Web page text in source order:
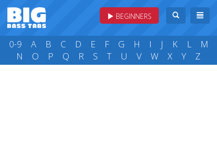
BEGINNERS
0-9 A B C D E F G H I J K L
M
N
O P Q R S T U V W X Y Z